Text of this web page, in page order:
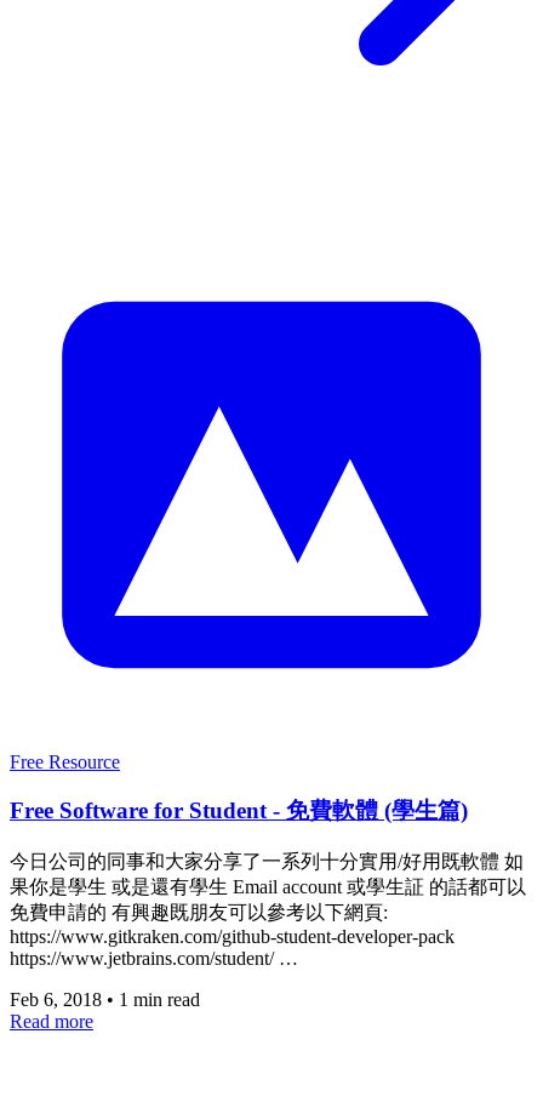
Free Resource
Free Software for Student - 免費軟體 (學生篇)
今日公司的同事和大家分享了一系列十分實用/好用既軟體 如
果你是學生 或是還有學生 Email account 或學生証 的話都可以
免費申請的 有興趣既朋友可以參考以下網頁:
https://www.gitkraken.com/github-student-developer-pack
https://www.jetbrains.com/student/ …
Feb 6, 2018 • 1 min read
Read more